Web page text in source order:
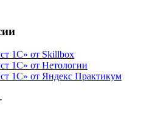
1С» от Skillbox
1С» от Нетологии
1С» от Яндекс Практикум